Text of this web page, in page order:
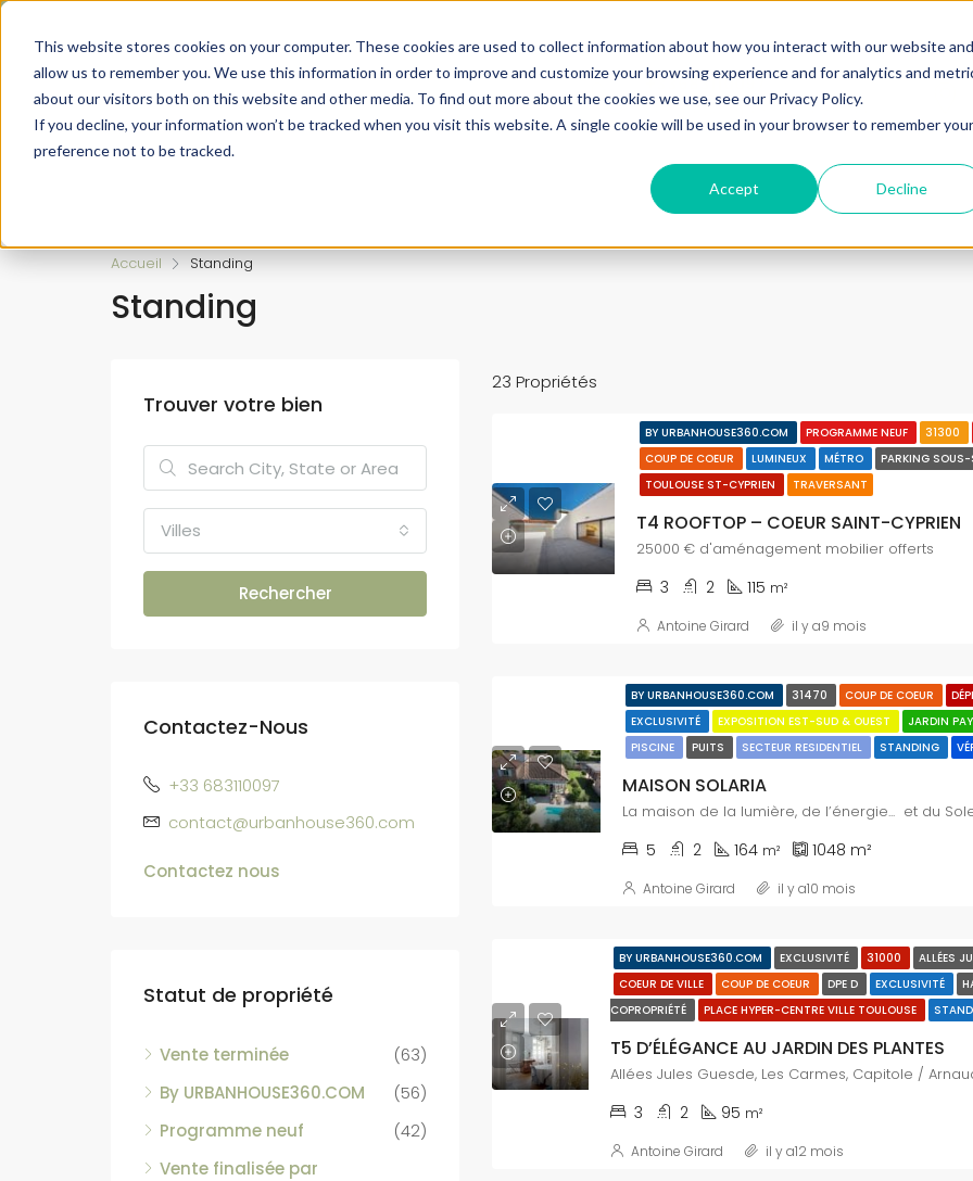
This website stores cookies on your computer. These cookies are used to collect information about how you interact with our website and
allow us to remember you. We use this information in order to improve and customize your browsing experience and for analytics and
about our visitors both on this website and other media. To find out more about the cookies we use, see our Privacy Policy.
If you decline, your information won’t be tracked when you visit this website. A single cookie will be used in your browser to remember your
preference not to be tracked.
Accept Decline
+33683110097
contact@urbanhouse360.com
Nos Biens Nos infos
Accueil Standing
Standing
23 Propriétés
BY URBANHOUSE360.COM PROGRAMME NEUF 31300
COUP DE COEUR
LUMINEUX MÉTRO PARKING SOUS-
TOULOUSE ST-CYPRIEN
TRAVERSANT
T4 ROOFTOP – COEUR SAINT-CYPRIEN
25000 € d'aménagement mobilier offerts
3 2 115 m²
Antoine Girard il y a9 mois
BY URBANHOUSE360.COM 31470 COUP DE COEUR
EXCLUSIVITÉ
EXPOSITION EST-SUD & OUEST JARDIN
PISCINE
PUITS SECTEUR RESIDENTIEL STANDING
MAISON SOLARIA
La maison de la lumière, de l’énergie... et du
5 2 164 m² 1048 m²
Antoine Girard il y a10 mois
BY URBANHOUSE360.COM EXCLUSIVITÉ 31000 ALLÉES
COEUR DE VILLE
COUP DE COEUR DPE D EXCLUSIVITÉ
COPROPRIÉTÉ
PLACE HYPER-CENTRE VILLE TOULOUSE
T5 D’ÉLÉGANCE AU JARDIN DES PLANTES
3 2 95 m²
Antoine Girard il y a12 mois
Trouver votre bien
Villes
Rechercher
Contactez-Nous
+33 683110097
contact@urbanhouse360.com
Contactez nous
Statut de propriété
Vente terminée
(63)
By URBANHOUSE360.COM
(56)
Programme neuf
(42)
Vente finalisée par